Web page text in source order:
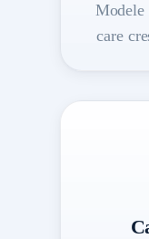
Modele
care